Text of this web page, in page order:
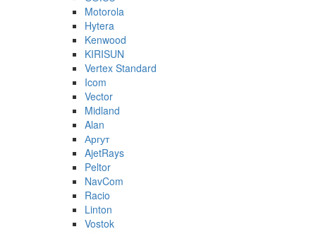
Motorola
Hytera
Kenwood
KIRISUN
Vertex Standard
Icom
Vector
Midland
Alan
Аргут
AjetRays
Peltor
NavCom
Racio
Linton
Vostok